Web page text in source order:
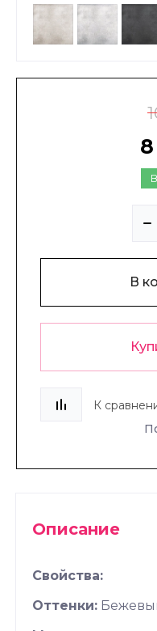
В
К
Описание
Свойства:
Оттенки: